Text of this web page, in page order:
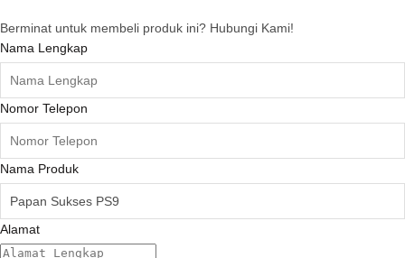
Berminat untuk membeli produk ini? Hubungi Kami!
Nama Lengkap
Nomor Telepon
Nama Produk
Alamat